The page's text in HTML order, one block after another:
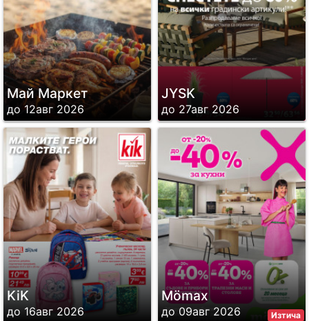
Май Маркет
до 12авг 2026
JYSK
до 27авг 2026
KiK
до 16авг 2026 Изтича
Mömax
до 09авг 2026